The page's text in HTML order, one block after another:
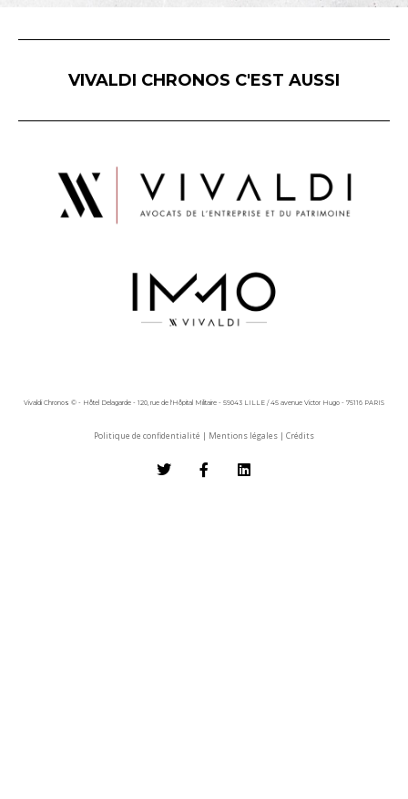
VIVALDI CHRONOS C'EST AUSSI
Vivaldi Chronos © - Hôtel Delagarde - 120, rue de l'Hôpital Militaire - 59043 LILLE / 45 avenue Victor Hugo - 75116 PARIS
Politique de confidentialité | Mentions légales | Crédits